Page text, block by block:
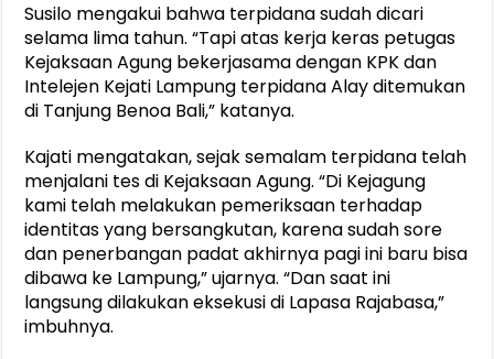
Susilo mengakui bahwa terpidana sudah dicari
selama lima tahun. “Tapi atas kerja keras petugas
Kejaksaan Agung bekerjasama dengan KPK dan
Intelejen Kejati Lampung terpidana Alay ditemukan
di Tanjung Benoa Bali,” katanya.
Kajati mengatakan, sejak semalam terpidana telah
menjalani tes di Kejaksaan Agung. “Di Kejagung
kami telah melakukan pemeriksaan terhadap
identitas yang bersangkutan, karena sudah sore
dan penerbangan padat akhirnya pagi ini baru bisa
dibawa ke Lampung,” ujarnya. “Dan saat ini
langsung dilakukan eksekusi di Lapasa Rajabasa,”
imbuhnya.